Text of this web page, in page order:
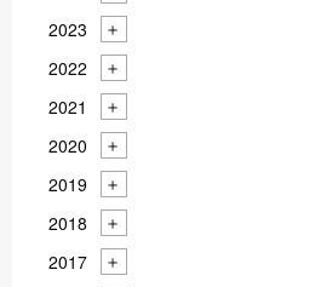
2023
2022
2021
2020
2019
2018
2017